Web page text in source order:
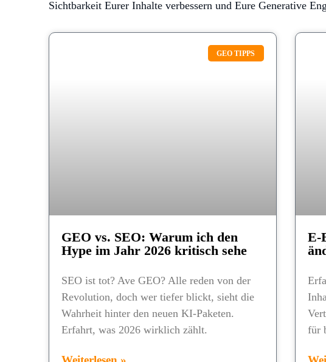
Sichtbarkeit Eurer Inhalte verbessern und Eure Generative
GEO TIPPS
GEO vs. SEO: Warum ich den
Hype im Jahr 2026 kritisch sehe
SEO ist tot? Ave GEO? Alle reden von der
Revolution, doch wer tiefer blickt, sieht die
Wahrheit hinter den neuen KI-Paketen.
Erfahrt, was 2026 wirklich zählt.
für